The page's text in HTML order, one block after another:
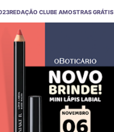
REDAÇÃO CLUBE AMOSTRAS GRÁTIS